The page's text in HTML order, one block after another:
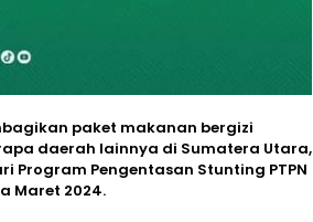
paket makanan bergizi
daerah lainnya di Sumatera Utara,
Pengentasan Stunting PTPN
Maret 2024.